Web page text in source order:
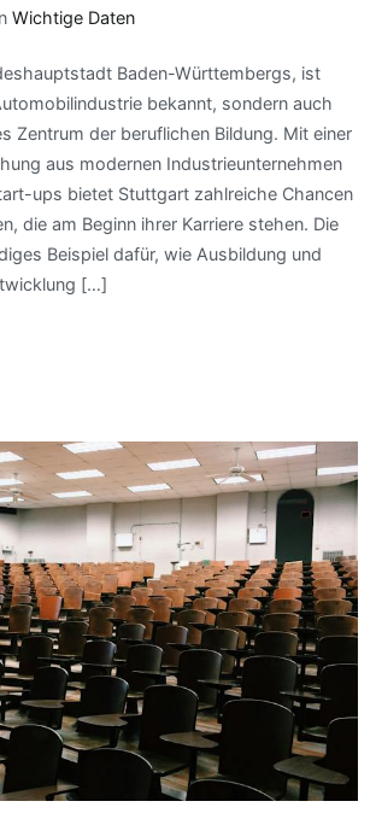
Wichtige Daten
Baden-Württembergs, ist
bekannt, sondern auch
Zentrum der beruflichen Bildung. Mit einer
aus modernen Industrieunternehmen
ups bietet Stuttgart zahlreiche Chancen
die am Beginn ihrer Karriere stehen. Die
Beispiel dafür, wie Ausbildung und
[…]